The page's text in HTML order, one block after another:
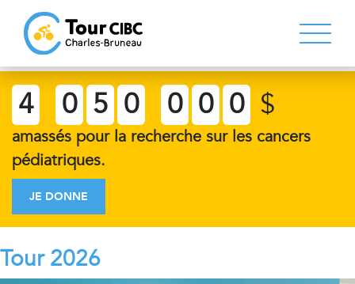
4 0 5 0 0 0 0 $
amassés pour la recherche sur les cancers
pédiatriques.
JE DONNE
Tour 2026